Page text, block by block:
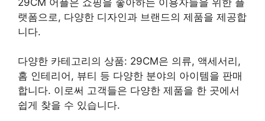
랫폼으로, 다양한 디자인과 브랜드의 제품을 제공합
니다.
다양한 카테고리의 상품: 29CM은 의류, 액세서리,
홈 인테리어, 뷰티 등 다양한 분야의 아이템을 판매
합니다. 이로써 고객들은 다양한 제품을 한 곳에서
쉽게 찾을 수 있습니다.